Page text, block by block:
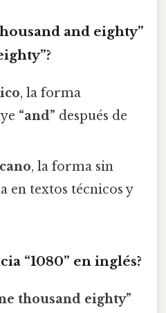
and eighty”
, la forma
“and” después de
, la forma sin
en textos técnicos y
“1080” en inglés?
thousand eighty”